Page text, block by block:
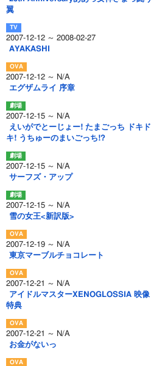
翼
2007-12-12 ～ 2008-02-27
AYAKASHI
2007-12-12 ～ N/A
エグザムライ 序章
2007-12-15 ～ N/A
えいがでとーじょー! たまごっち ドキド
キ! うちゅーのまいごっち!?
2007-12-15 ～ N/A
サーフズ・アップ
2007-12-15 ～ N/A
雪の女王<新訳版>
2007-12-19 ～ N/A
東京マーブルチョコレート
2007-12-21 ～ N/A
アイドルマスターXENOGLOSSIA 映像
特典
2007-12-21 ～ N/A
お金がないっ